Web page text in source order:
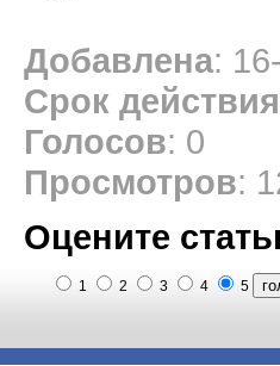
Добавлена:
Срок действия
Голосов: 0
Просмотров:
Оцените
1 2 3 4 5